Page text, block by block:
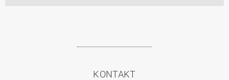
KONTAKT